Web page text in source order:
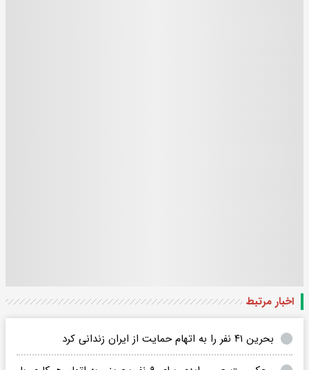
اخبار مرتبط
بحرین ۴۱ نفر را به اتهام حمایت از ایران زندانی کرد